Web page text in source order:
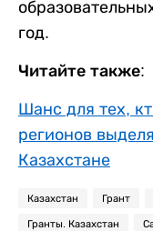
год.
Читайте также:
Шанс для тех,
регионов
Казахстане
Казахстан Грант
Гранты. Казахстан